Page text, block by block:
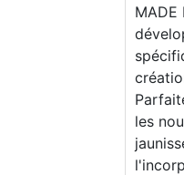
MADE
les